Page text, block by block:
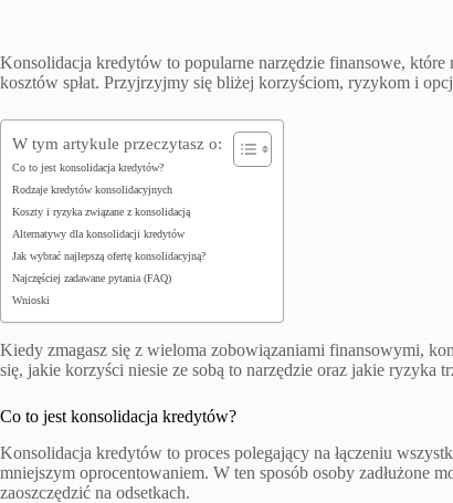
Konsolidacja kredytów to popularne narzędzie finansowe,
kosztów spłat. Przyjrzyjmy się bliżej korzyściom, ryzykom i
W tym artykule przeczytasz o:
Co to jest konsolidacja kredytów?
Rodzaje kredytów konsolidacyjnych
Koszty i ryzyka związane z konsolidacją
Alternatywy dla konsolidacji kredytów
Jak wybrać najlepszą ofertę konsolidacyjną?
Najczęściej zadawane pytania (FAQ)
Wnioski
Kiedy zmagasz się z wieloma zobowiązaniami finansowymi,
się, jakie korzyści niesie ze sobą to narzędzie oraz jakie ryzyka
Co to jest konsolidacja kredytów?
Konsolidacja kredytów to proces polegający na łączeniu
mniejszym oprocentowaniem. W ten sposób osoby zadłużone
zaoszczędzić na odsetkach.